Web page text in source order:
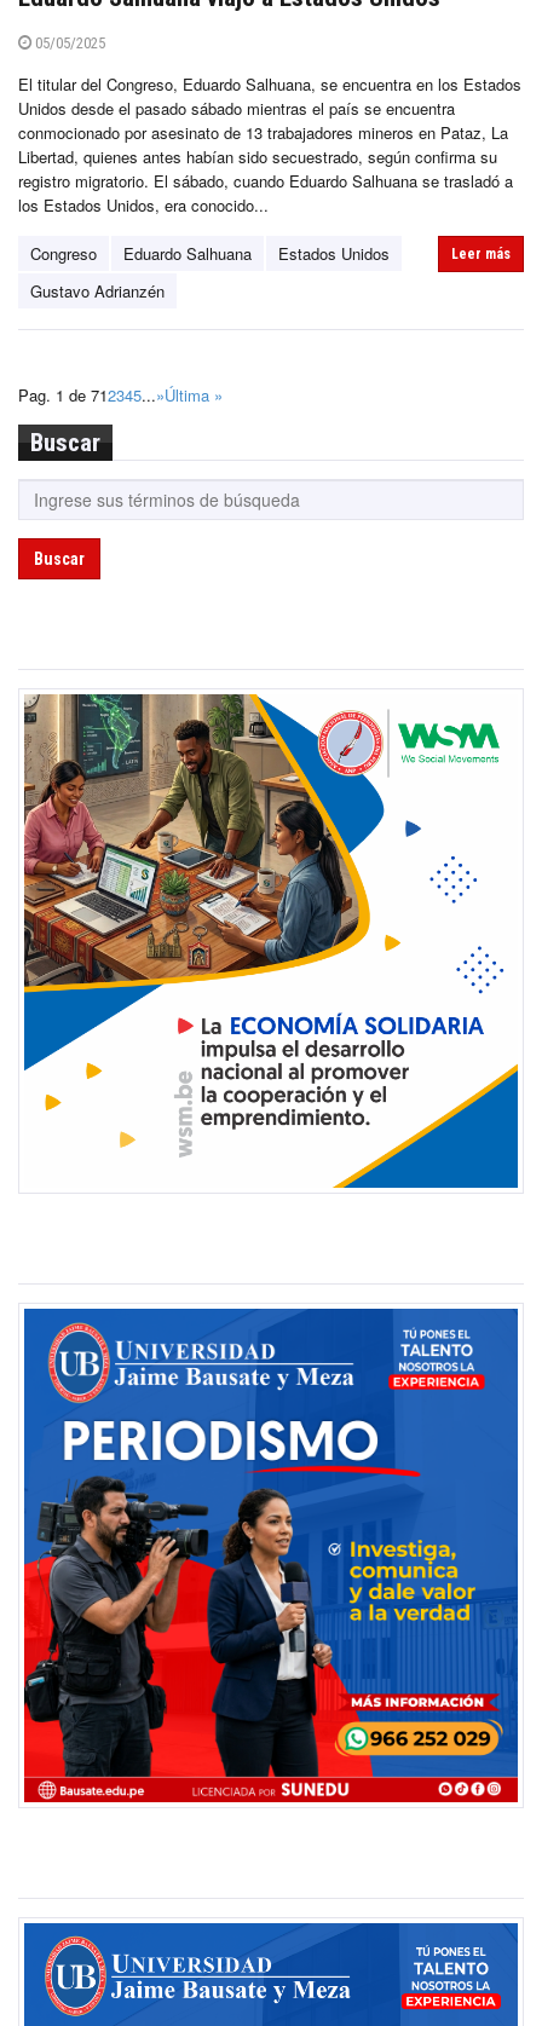
05/05/2025
El titular del Congreso, Eduardo Salhuana, se encuentra en los Estados
Unidos desde el pasado sábado mientras el país se encuentra
conmocionado por asesinato de 13 trabajadores mineros en Pataz, La
Libertad, quienes antes habían sido secuestrado, según confirma su
registro migratorio. El sábado, cuando Eduardo Salhuana se trasladó a
los Estados Unidos, era conocido...
Congreso Eduardo Salhuana
Estados Unidos
Gustavo Adrianzén
Leer más
Pag. 1 de 712345...»Última »
Buscar
Buscar